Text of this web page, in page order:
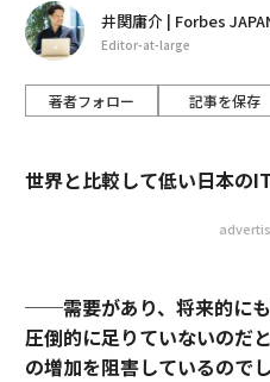
井関庸介 | Forbes
Editor-at-large
著者フォロー 記事を保存
世界と比較して低い日本の
──需要があり、将来的にも
圧倒的に足りていないのだ
の増加を阻害しているのでし